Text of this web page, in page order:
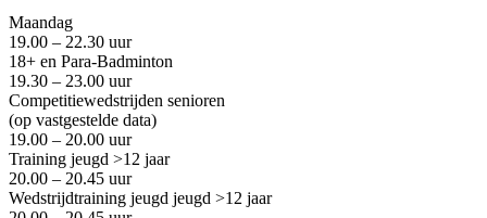
Maandag
19.00 – 22.30 uur
18+ en Para-Badminton
19.30 – 23.00 uur
Competitiewedstrijden senioren
(op vastgestelde data)
19.00 – 20.00 uur
Training jeugd >12 jaar
20.00 – 20.45 uur
Wedstrijdtraining jeugd jeugd >12 jaar